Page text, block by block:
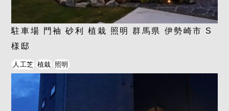
駐車場 門袖 砂利 植栽 照明 群馬県 伊勢崎市 S
様邸
人工芝 植栽 照明